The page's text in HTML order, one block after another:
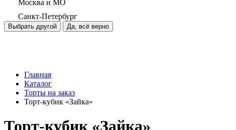
Москва и МО
Санкт-Петербург
Выбрать другой Да, всё верно
Главная
Каталог
Торты на заказ
Торт-кубик «Зайка»
Торт-кубик «Зайка»